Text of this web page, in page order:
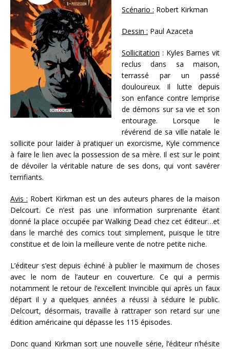
Scénario : Robert Kirkman
Dessin : Paul Azaceta
Sollicitation : Kyles Barnes vit
reclus dans sa maison,
terrassé par un passé
douloureux. Il lutte depuis
son enfance contre lemprise
de démons sur sa vie et son
entourage. Lorsque le
révérend de sa ville natale le
sollicite pour laider à pratiquer un exorcisme, Kyle commence
à faire le lien avec la possession de sa mère. Il est sur le point
de dévoiler la véritable nature de ses dons, qui vont savérer
terrifiants.
Avis : Robert Kirkman est un des auteurs phares de la maison
Delcourt. Ce n’est pas une information surprenante étant
donné la place occupée par Walking Dead chez cet éditeur…et
dans le marché des comics tout simplement, puisque le titre
constitue et de loin la meilleure vente de notre petite niche.
L’éditeur s’est depuis échiné à publier le maximum de choses
avec le nom de l’auteur en couverture. Ce qui a permis
notamment le retour de l’excellent Invincible qui après un faux
départ il y a quelques années a réussi à séduire le public.
Delcourt, désormais, travaille à rattraper son retard sur une
édition américaine qui dépasse les 115 épisodes.
Donc quand Kirkman sort une nouvelle série, l’éditeur n’hésite